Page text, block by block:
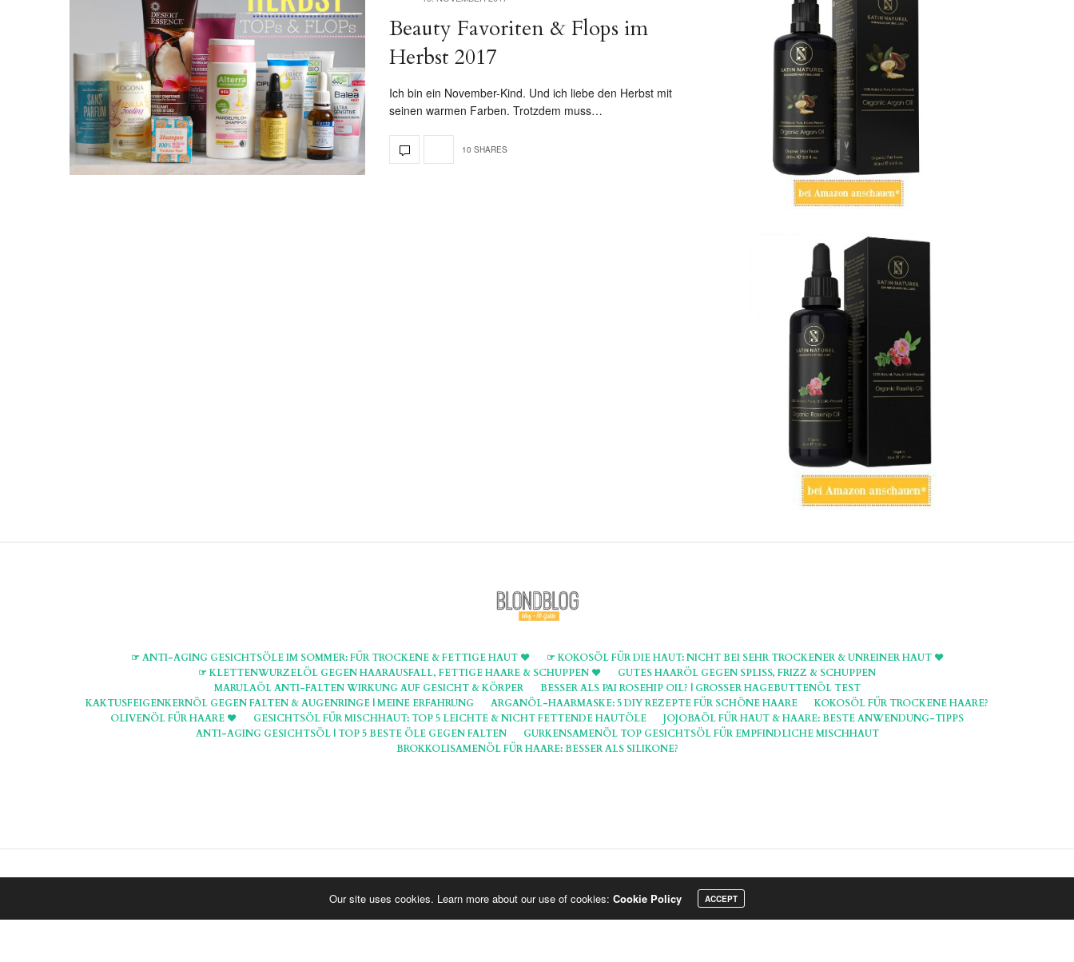
Beauty Favoriten & Flops im
Herbst 2017
Ich bin ein November-Kind. Und ich liebe den Herbst mit
seinen warmen Farben. Trotzdem muss…
10 SHARES
☞ ANTI-AGING GESICHTSÖLE IM SOMMER: FÜR TROCKENE & FETTIGE HAUT ♥
☞ KOKOSÖL FÜR DIE HAUT: NICHT BEI SEHR TROCKENER & UNREINER HAUT ♥
☞ KLETTENWURZELÖL GEGEN HAARAUSFALL, FETTIGE HAARE & SCHUPPEN ♥
GUTES HAARÖL GEGEN SPLISS, FRIZZ & SCHUPPEN
MARULAÖL ANTI-FALTEN WIRKUNG AUF GESICHT & KÖRPER
BESSER ALS PAI ROSEHIP OIL? | GROSSER HAGEBUTTENÖL TEST
KAKTUSFEIGENKERNÖL GEGEN FALTEN & AUGENRINGE | MEINE ERFAHRUNG
ARGANÖL-HAARMASKE: 5 DIY REZEPTE FÜR SCHÖNE HAARE
KOKOSÖL FÜR TROCKENE HAARE?
OLIVENÖL FÜR HAARE ♥
GESICHTSÖL FÜR MISCHHAUT: TOP 5 LEICHTE & NICHT FETTENDE HAUTÖLE
JOJOBAÖL FÜR HAUT & HAARE: BESTE ANWENDUNG-TIPPS
ANTI-AGING GESICHTSÖL | TOP 5 BESTE ÖLE GEGEN FALTEN
GURKENSAMENÖL TOP GESICHTSÖL FÜR EMPFINDLICHE MISCHHAUT
BROKKOLISAMENÖL FÜR HAARE: BESSER ALS SILIKONE?
Hinweis: Die Seiten und Artikel auf BlondBlog beinhalten teils Affiliate, die mit * markiert sind.
Our site uses cookies. Learn more about our use of cookies: Cookie Policy ACCEPT